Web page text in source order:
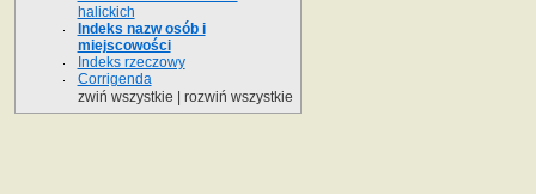
halickich
Indeks nazw osób i
miejscowości
Indeks rzeczowy
Corrigenda
zwiń wszystkie
rozwiń wszystkie